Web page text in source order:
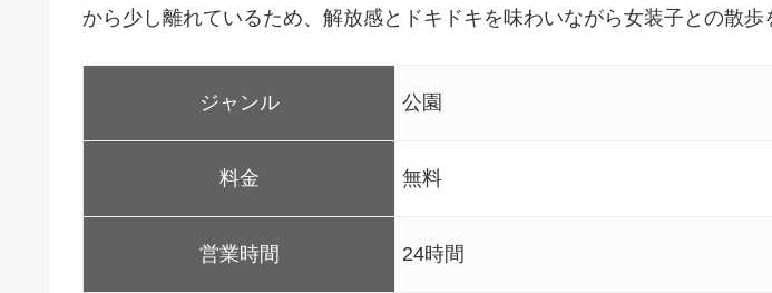
から少し離れているため、解放感とドキドキを味わいながら女装子との散歩
ジャンル 公園
料金 無料
営業時間 24時間